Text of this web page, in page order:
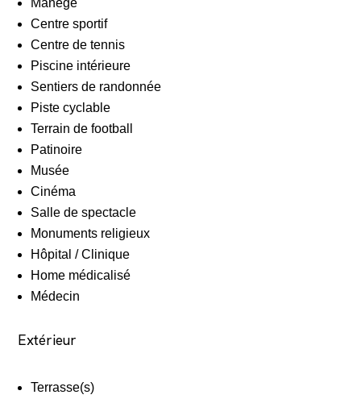
Centre sportif
Centre de tennis
Piscine intérieure
Sentiers de randonnée
Piste cyclable
Terrain de football
Patinoire
Musée
Cinéma
Salle de spectacle
Monuments religieux
Hôpital / Clinique
Home médicalisé
Médecin
Extérieur
Terrasse(s)